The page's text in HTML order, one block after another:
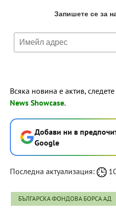
Всяка новина е актив,
News Showcase.
Добави ни в
Google
Последна актуализация:
БЪЛГАРСКА ФОНДОВА БОРСА АД